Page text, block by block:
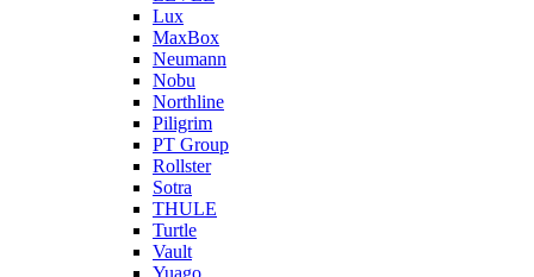
Lux
MaxBox
Neumann
Nobu
Northline
Piligrim
PT Group
Rollster
Sotra
THULE
Turtle
Vault
Yuago